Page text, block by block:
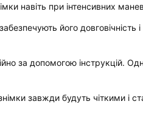
навіть при інтенсивних
його довговічність
за допомогою інструкцій.
завжди будуть чіткими і